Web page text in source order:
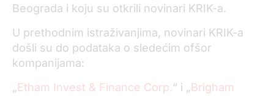
Beograda i koju su otkrili novinari KRIK-a.
U prethodnim istraživanjima, novinari KRIK-a
došli su do podataka o sledećim ofšor
kompanijama:
„Etham Invest & Finance Corp.“ i „Brigham